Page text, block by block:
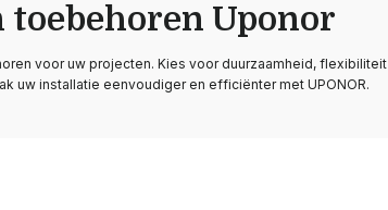
toebehoren Uponor
voor uw projecten. Kies voor duurzaamheid, flexibiliteit
uw installatie eenvoudiger en efficiënter met UPONOR.